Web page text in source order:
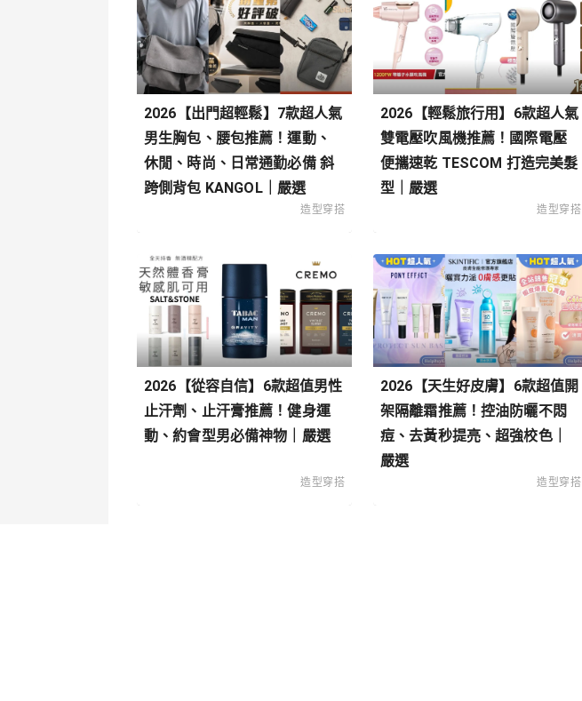
2026【出門超輕鬆】7款超人氣
男生胸包、腰包推薦！運動、
休閒、時尚、日常通勤必備 斜
跨側背包 KANGOL｜嚴選
造型穿搭
2026【輕鬆旅行用】6款超人氣
雙電壓吹風機推薦！國際電壓
便攜速乾 TESCOM 打造完美髮
型｜嚴選
造型穿搭
2026【從容自信】6款超值男性
止汗劑、止汗膏推薦！健身運
動、約會型男必備神物｜嚴選
造型穿搭
2026【天生好皮膚】6款超值開
架隔離霜推薦！控油防曬不悶
痘、去黃秒提亮、超強校色｜
嚴選
造型穿搭